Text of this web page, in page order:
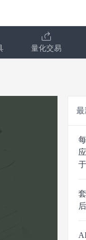
量化交易
最